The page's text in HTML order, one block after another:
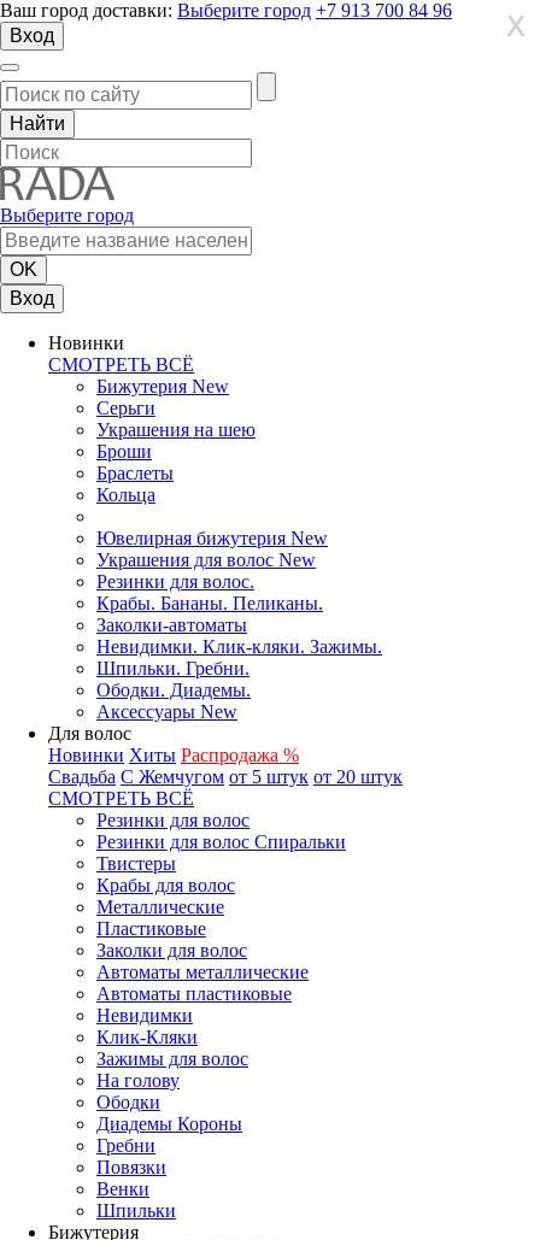
Ваш город доставки: Выберите город +7 913 700 84 96
Вход
Выберите город
Вход
Новинки
СМОТРЕТЬ ВСЁ
Бижутерия New
Серьги
Украшения на шею
Броши
Браслеты
Кольца
Ювелирная бижутерия New
Украшения для волос New
Резинки для волос.
Крабы. Бананы. Пеликаны.
Заколки-автоматы
Невидимки. Клик-кляки. Зажимы.
Шпильки. Гребни.
Ободки. Диадемы.
Аксессуары New
Для волос
Новинки Хиты Распродажа %
Свадьба С Жемчугом от 5 штук от 20 штук
СМОТРЕТЬ ВСЁ
Резинки для волос
Резинки для волос Спиральки
Твистеры
Крабы для волос
Металлические
Пластиковые
Заколки для волос
Автоматы металлические
Автоматы пластиковые
Невидимки
Клик-Кляки
Зажимы для волос
На голову
Ободки
Диадемы Короны
Гребни
Повязки
Венки
Шпильки
Бижутерия
X
X
X